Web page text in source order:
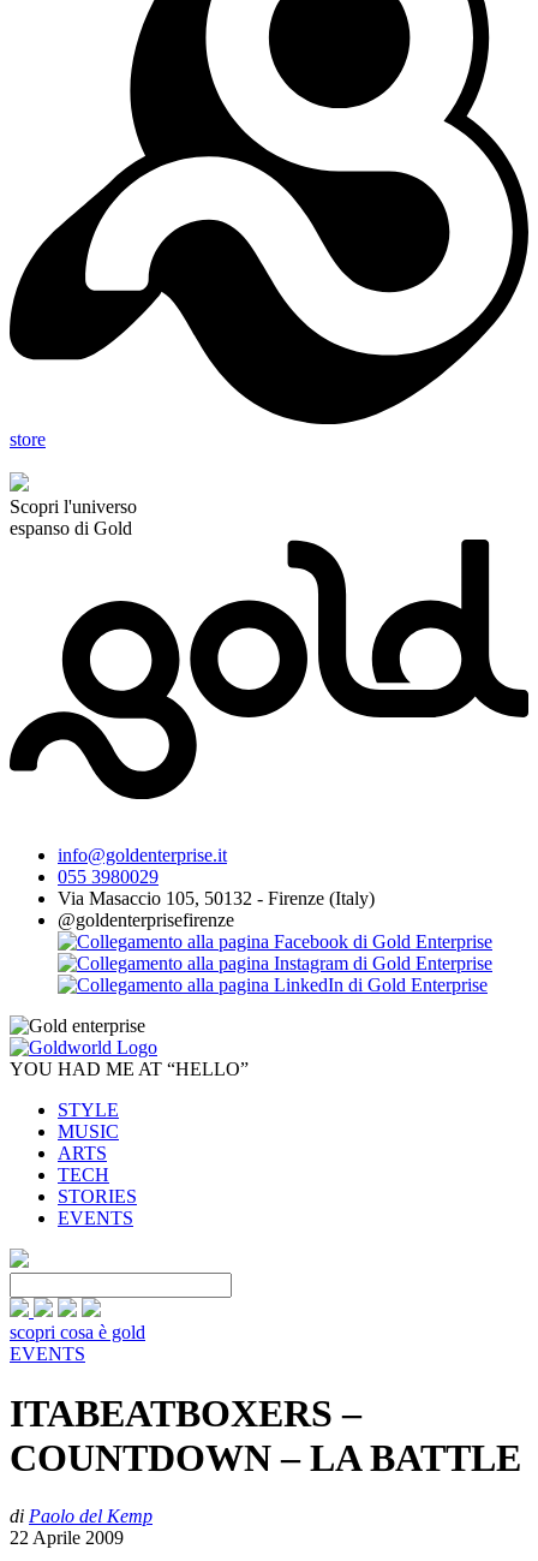
store
Scopri l'universo
espanso di Gold
info@goldenterprise.it
055 3980029
Via Masaccio 105, 50132 - Firenze (Italy)
@goldenterprisefirenze
YOU HAD ME AT “HELLO”
STYLE
MUSIC
ARTS
TECH
STORIES
EVENTS
scopri cosa è gold
EVENTS
ITABEATBOXERS –
COUNTDOWN – LA BATTLE
di Paolo del Kemp
22 Aprile 2009